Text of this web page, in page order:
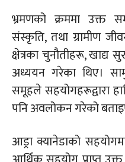
भ्रमणको क्रममा उक्त
संस्कृति, तथा ग्रामीण
क्षेत्रका चुनौतीहरू, खाद्य
अध्ययन गरेका थिए।
समूहले सहयोगहरूद्वारा
पनि अवलोकन गरेको
आड्रा क्यानेडाको